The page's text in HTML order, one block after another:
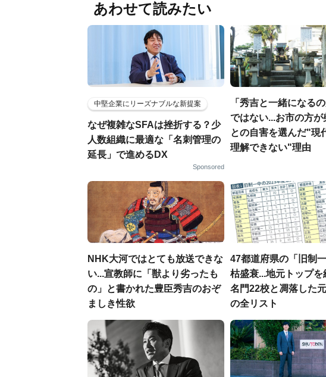
あわせて読みたい
中堅企業にリーズナブルな新提案
なぜ複雑なSFAは挫折する？少
人数組織に最適な「名刺管理の
延長」で進めるDX
Sponsored
「秀吉と一緒になるの
ではない...お市の方が
との自害を選んだ"現
理解できない"理由
NHK大河ではとても放送できな
い...宣教師に「獣より劣ったも
の」と書かれた豊臣秀吉のおぞ
ましき性欲
47都道府県の「旧制
枯盛衰...地元トップを
名門22校と凋落した
の全リスト